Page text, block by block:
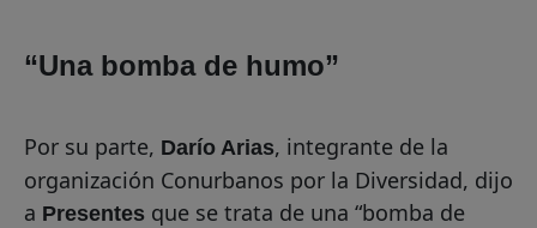
“Una bomba de humo”
Por su parte, Darío Arias, integrante de la
organización Conurbanos por la Diversidad, dijo
a Presentes que se trata de una “bomba de